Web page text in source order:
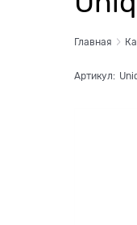
Главная
Артикул: